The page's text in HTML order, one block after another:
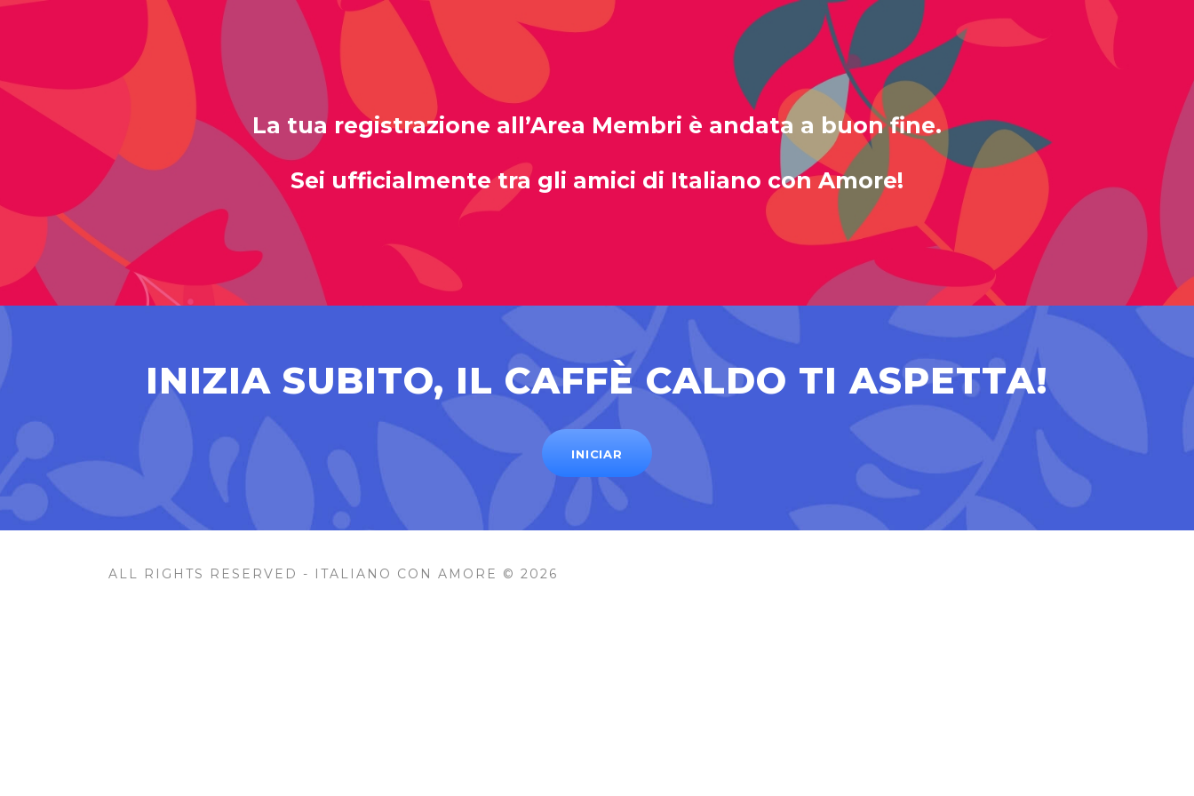
La tua registrazione all’Area Membri è andata a buon fine.
Sei ufficialmente tra gli amici di Italiano con Amore!
INIZIA SUBITO, IL CAFFÈ CALDO TI ASPETTA!
INICIAR
ALL RIGHTS RESERVED - ITALIANO CON AMORE © 2026